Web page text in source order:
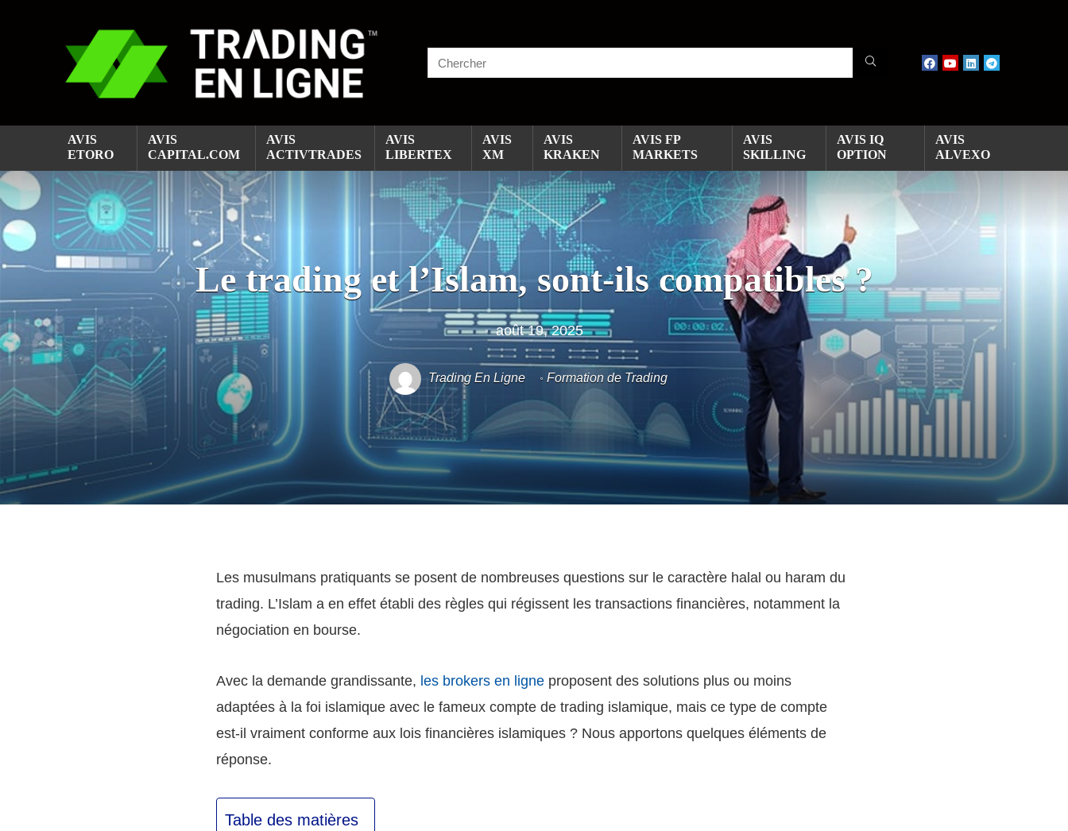
AVIS
ETORO
AVIS
CAPITAL.COM
AVIS
ACTIVTRADES
AVIS
LIBERTEX
AVIS
XM
AVIS
KRAKEN
AVIS FP
MARKETS
AVIS
SKILLING
AVIS IQ
OPTION
AVIS
ALVEXO
Le trading et l’Islam, sont-ils compatibles ?
août 19, 2025
Trading En Ligne Formation de Trading
Les musulmans pratiquants se posent de nombreuses questions sur le caractère halal ou haram du
trading. L’Islam a en effet établi des règles qui régissent les transactions financières, notamment la
négociation en bourse.
Avec la demande grandissante, les brokers en ligne proposent des solutions plus ou moins
adaptées à la foi islamique avec le fameux compte de trading islamique, mais ce type de compte
est-il vraiment conforme aux lois financières islamiques ? Nous apportons quelques éléments de
réponse.
Table des matières